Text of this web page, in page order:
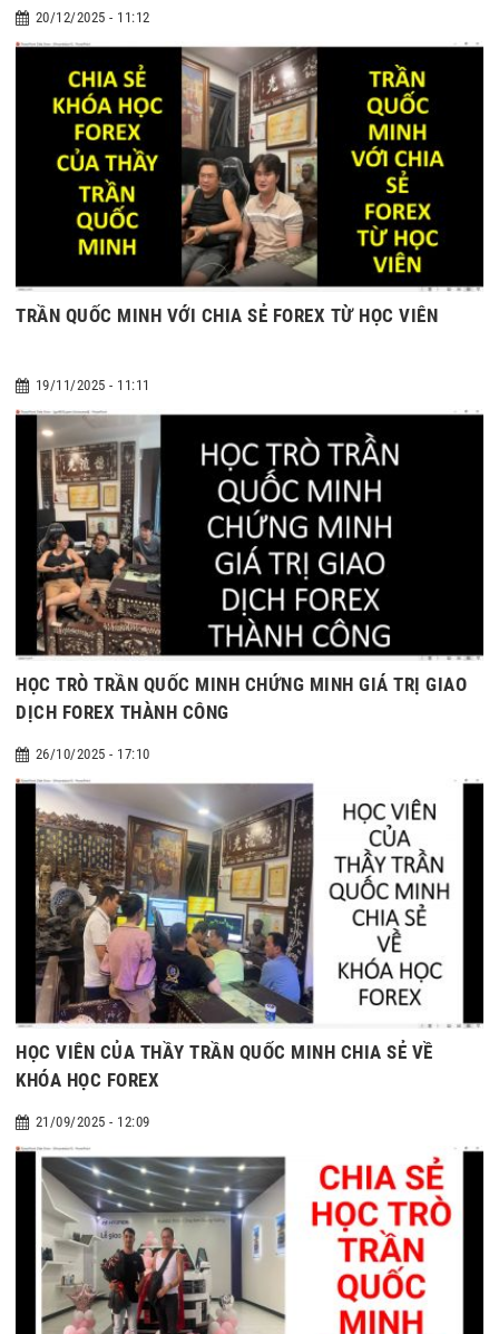
20/12/2025 - 11:12
TRẦN QUỐC MINH VỚI CHIA SẺ FOREX TỪ HỌC VIÊN
19/11/2025 - 11:11
HỌC TRÒ TRẦN QUỐC MINH CHỨNG MINH GIÁ TRỊ GIAO
DỊCH FOREX THÀNH CÔNG
26/10/2025 - 17:10
HỌC VIÊN CỦA THẦY TRẦN QUỐC MINH CHIA SẺ VỀ
KHÓA HỌC FOREX
21/09/2025 - 12:09